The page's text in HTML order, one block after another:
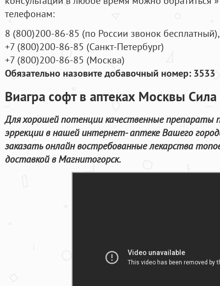
телефонам:
8 (800)200-86-85 (по России звонок бесплатный),
+7 (800)200-86-85 (Санкт-Петербург)
+7 (800)200-86-85 (Москва)
Обязательно назовите добавочный номер: 3533
Виагра софт в аптеках Москвы
Для хорошей потенции качественные препараты
эррекции в нашей интернет- аптеке Вашего
заказать онлайн востребованные лекарства
доставкой в Магнитогорск.